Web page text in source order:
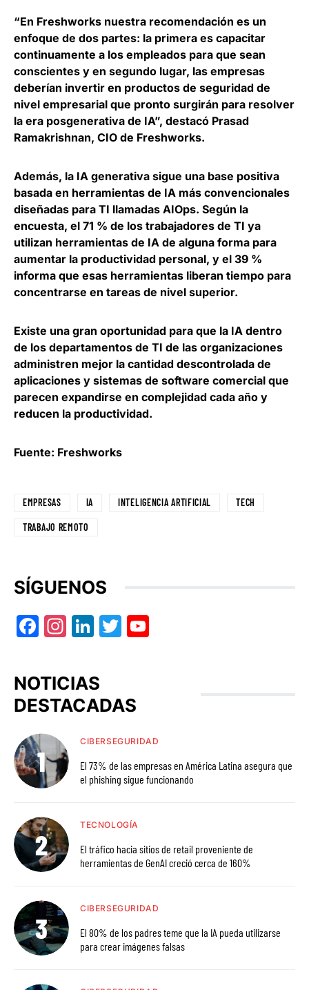
“En Freshworks nuestra recomendación es un
enfoque de dos partes: la primera es capacitar
continuamente a los empleados para que sean
conscientes y en segundo lugar, las empresas
deberían invertir en productos de seguridad de
nivel empresarial que pronto surgirán para resolver
la era posgenerativa de IA”, destacó Prasad
Ramakrishnan, CIO de Freshworks.
Además, la IA generativa sigue una base positiva
basada en herramientas de IA más convencionales
diseñadas para TI llamadas AIOps. Según la
encuesta, el 71 % de los trabajadores de TI ya
utilizan herramientas de IA de alguna forma para
aumentar la productividad personal, y el 39 %
informa que esas herramientas liberan tiempo para
concentrarse en tareas de nivel superior.
Existe una gran oportunidad para que la IA dentro
de los departamentos de TI de las organizaciones
administren mejor la cantidad descontrolada de
aplicaciones y sistemas de software comercial que
parecen expandirse en complejidad cada año y
reducen la productividad.
Fuente: Freshworks
EMPRESAS IA INTELIGENCIA ARTIFICIAL TECH
TRABAJO REMOTO
SÍGUENOS
Facebook
Instagram
LinkedIn
Twitter
NOTICIAS
DESTACADAS
CIBERSEGURIDAD
El 73% de las empresas en América Latina asegura que
el phishing sigue funcionando
TECNOLOGÍA
El tráfico hacia sitios de retail proveniente de
herramientas de GenAI creció cerca de 160%
CIBERSEGURIDAD
El 80% de los padres teme que la IA pueda utilizarse
para crear imágenes falsas